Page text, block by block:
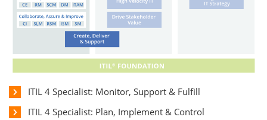
ITIL 4 Specialist: Monitor, Support & Fulfill
ITIL 4 Specialist: Plan, Implement & Control